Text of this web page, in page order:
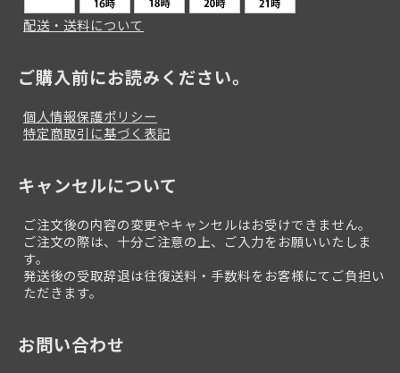
配送・送料について
ご購入前にお読みください。
個人情報保護ポリシー
特定商取引に基づく表記
キャンセルについて
ご注文後の内容の変更やキャンセルはお受けできません。
ご注文の際は、十分ご注意の上、ご入力をお願いいたしま
す。
発送後の受取辞退は往復送料・手数料をお客様にてご負担い
ただきます。
お問い合わせ